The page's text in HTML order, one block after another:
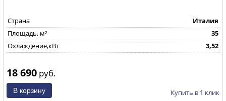
Страна
Италия
Площадь, м²
35
Охлаждение,кВт
3,52
18 690 руб.
Купить в 1 клик